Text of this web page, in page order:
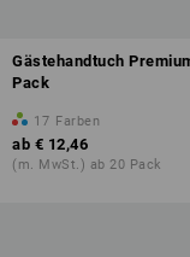
Gästehandtuch
Pack
17 Farben
ab € 12,46
(m. MwSt.) ab 20 Pack